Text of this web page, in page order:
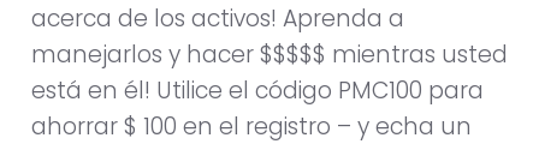
acerca de los activos! Aprenda a
manejarlos y hacer $$$$$ mientras usted
está en él! Utilice el código PMC100 para
ahorrar $ 100 en el registro – y echa un